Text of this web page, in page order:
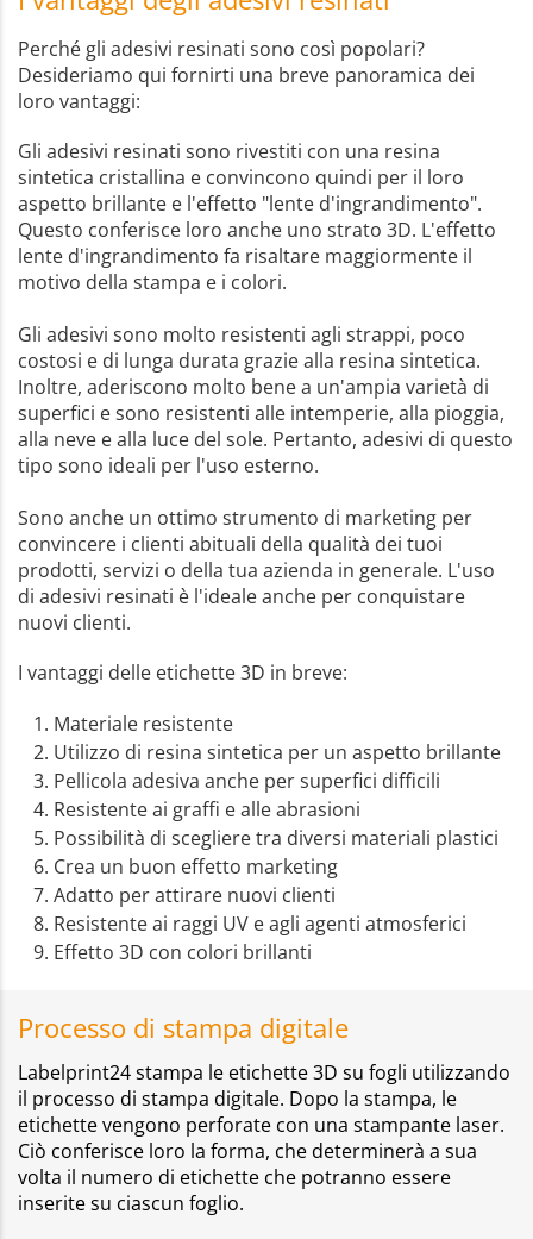
Perché gli adesivi resinati sono così popolari?
Desideriamo qui fornirti una breve panoramica dei
loro vantaggi:
Gli adesivi resinati sono rivestiti con una resina
sintetica cristallina e convincono quindi per il loro
aspetto brillante e l'effetto "lente d'ingrandimento".
Questo conferisce loro anche uno strato 3D. L'effetto
lente d'ingrandimento fa risaltare maggiormente il
motivo della stampa e i colori.
Gli adesivi sono molto resistenti agli strappi, poco
costosi e di lunga durata grazie alla resina sintetica.
Inoltre, aderiscono molto bene a un'ampia varietà di
superfici e sono resistenti alle intemperie, alla pioggia,
alla neve e alla luce del sole. Pertanto, adesivi di questo
tipo sono ideali per l'uso esterno.
Sono anche un ottimo strumento di marketing per
convincere i clienti abituali della qualità dei tuoi
prodotti, servizi o della tua azienda in generale. L'uso
di adesivi resinati è l'ideale anche per conquistare
nuovi clienti.
I vantaggi delle etichette 3D in breve:
Materiale resistente
Utilizzo di resina sintetica per un aspetto brillante
Pellicola adesiva anche per superfici difficili
Resistente ai graffi e alle abrasioni
Possibilità di scegliere tra diversi materiali plastici
Crea un buon effetto marketing
Adatto per attirare nuovi clienti
Resistente ai raggi UV e agli agenti atmosferici
Effetto 3D con colori brillanti
Processo di stampa digitale
Labelprint24 stampa le etichette 3D su fogli utilizzando
il processo di stampa digitale. Dopo la stampa, le
etichette vengono perforate con una stampante laser.
Ciò conferisce loro la forma, che determinerà a sua
volta il numero di etichette che potranno essere
inserite su ciascun foglio.